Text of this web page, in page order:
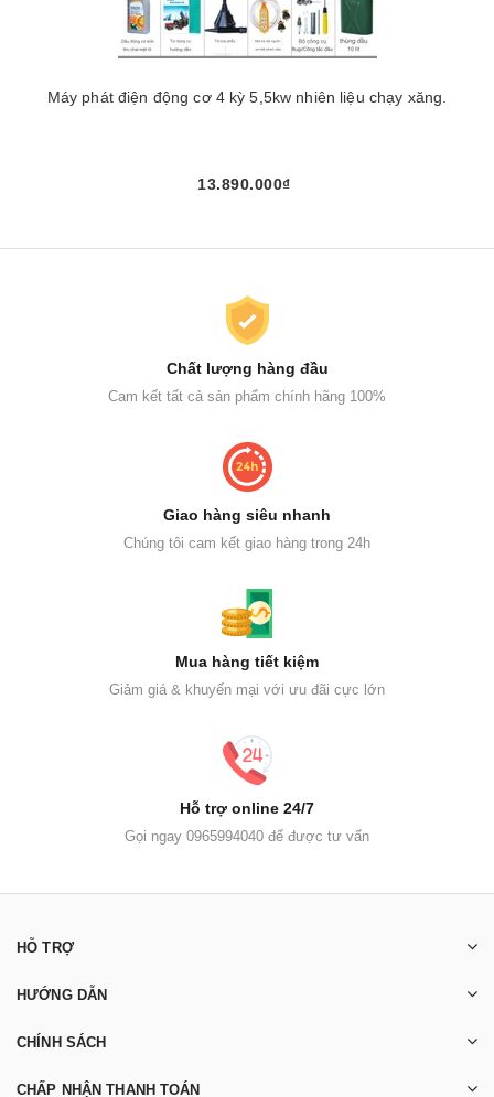
Máy phát điện động cơ 4 kỳ 5,5kw nhiên liệu chạy xăng.
13.890.000₫
Chất lượng hàng đầu
Cam kết tất cả sản phẩm chính hãng 100%
Giao hàng siêu nhanh
Chúng tôi cam kết giao hàng trong 24h
Mua hàng tiết kiệm
Giảm giá & khuyến mại với ưu đãi cực lớn
Hỗ trợ online 24/7
Gọi ngay 0965994040 để được tư vấn
HỖ TRỢ
HƯỚNG DẪN
CHÍNH SÁCH
CHẤP NHẬN THANH TOÁN